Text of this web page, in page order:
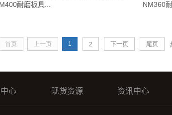
耐磨板具...
NM360
首页 上一页 1 2 下一页 尾页
心 现货资源 资讯中心